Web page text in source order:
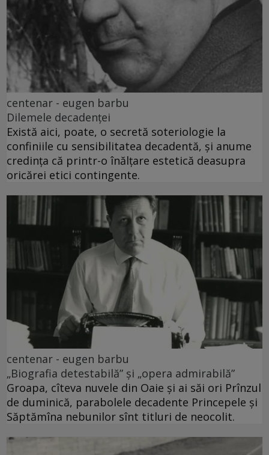
centenar - eugen barbu
Dilemele decadenței
Există aici, poate, o secretă soteriologie la
confiniile cu sensibilitatea decadentă, și anume
credința că printr-o înălțare estetică deasupra
oricărei etici contingente.
centenar - eugen barbu
„Biografia detestabilă” și „opera admirabilă”
Groapa, cîteva nuvele din Oaie și ai săi ori Prînzul
de duminică, parabolele decadente Princepele și
Săptămîna nebunilor sînt titluri de neocolit.